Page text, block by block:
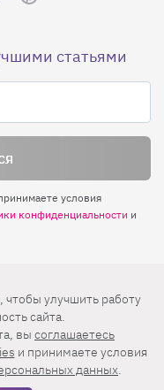
статьями
условия
конфиденциальности и
и нажмите
ИНН 7705056238
4, помещение I, комн. 23
улучшить работу
сайта.
вы соглашаетесь
и принимаете условия
данных.